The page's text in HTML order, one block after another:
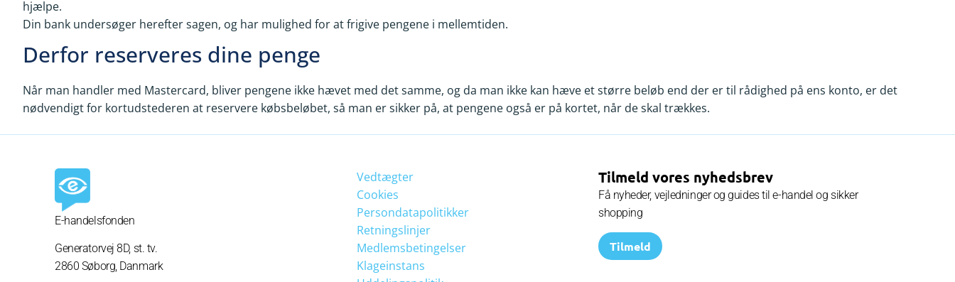
hjælpe.
Din bank undersøger herefter sagen, og har mulighed for at frigive pengene i mellemtiden.
Derfor reserveres dine penge
Når man handler med Mastercard, bliver pengene ikke hævet med det samme, og da man ikke kan hæve et større beløb end der er til rådighed på ens konto, er det
nødvendigt for kortudstederen at reservere købsbeløbet, så man er sikker på, at pengene også er på kortet, når de skal trækkes.
E-handelsfonden
Generatorvej 8D, st. tv.
2860 Søborg, Danmark
Vedtægter
Cookies
Persondatapolitikker
Retningslinjer
Medlemsbetingelser
Klageinstans
Tilmeld vores nyhedsbrev
Få nyheder, vejledninger og guides til e-handel og sikker
shopping
Tilmeld